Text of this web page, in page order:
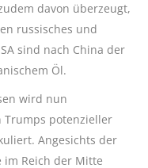
davon überzeugt,
russisches und
sind nach China der
Öl.
wird nun
Trumps potenzieller
Angesichts der
im Reich der Mitte